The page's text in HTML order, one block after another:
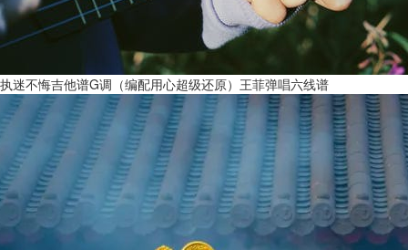
执迷不悔吉他谱G调（编配用心超级还原）王菲弹唱六线谱